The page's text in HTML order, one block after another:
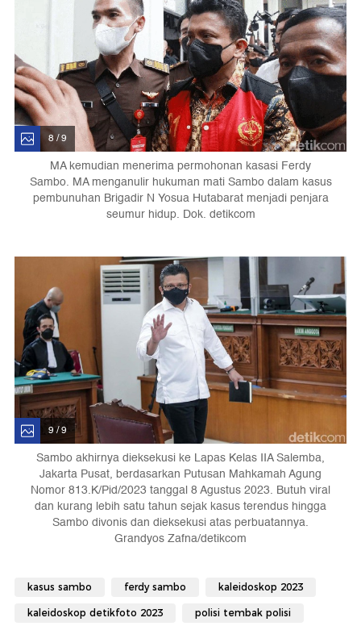
8 / 9
MA kemudian menerima permohonan kasasi Ferdy
Sambo. MA menganulir hukuman mati Sambo dalam kasus
pembunuhan Brigadir N Yosua Hutabarat menjadi penjara
seumur hidup. Dok. detikcom
9 / 9
Sambo akhirnya dieksekusi ke Lapas Kelas IIA Salemba,
Jakarta Pusat, berdasarkan Putusan Mahkamah Agung
Nomor 813.K/Pid/2023 tanggal 8 Agustus 2023. Butuh viral
dan kurang lebih satu tahun sejak kasus terendus hingga
Sambo divonis dan dieksekusi atas perbuatannya.
Grandyos Zafna/detikcom
kasus sambo ferdy sambo kaleidoskop 2023
kaleidoskop detikfoto 2023 polisi tembak polisi